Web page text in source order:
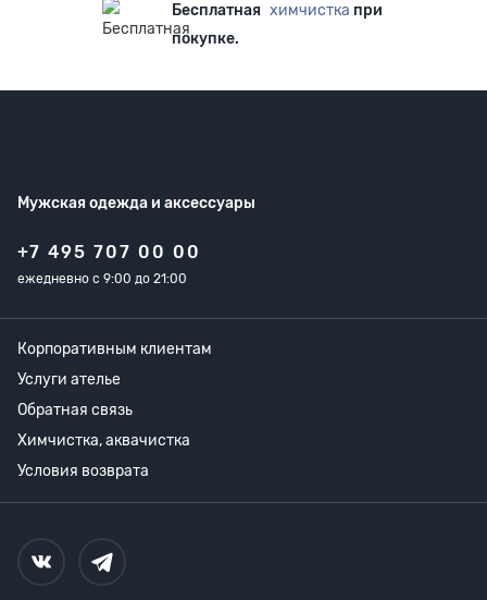
Бесплатная химчистка при
покупке.
Мужская одежда и аксессуары
+7 495 707 00 00
ежедневно с 9:00 до 21:00
Корпоративным клиентам
Услуги ателье
Обратная связь
Химчистка, аквачистка
Условия возврата